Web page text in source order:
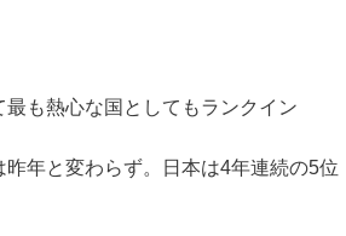
も熱心な国としてもランクイン
年と変わらず。日本は4年連続の5位